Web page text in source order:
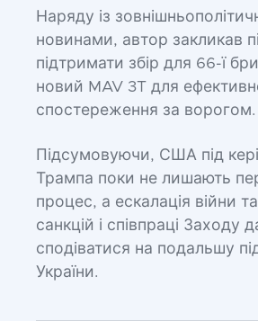
Наряду із
новинами, автор закликав
підтримати збір для 66-ї
новий MAV 3T для
спостереження за ворогом.
Підсумовуючи, США під
Трампа поки не лишають
процес, а ескалація війни та
санкцій і співпраці Заходу
сподіватися на подальшу
України.